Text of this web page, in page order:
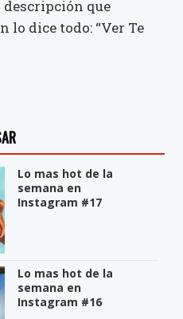
que
lo dice todo: “Ver Te
Lo mas hot de la
semana en
Instagram #17
Lo mas hot de la
semana en
Instagram #16